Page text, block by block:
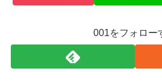
001をフォロー